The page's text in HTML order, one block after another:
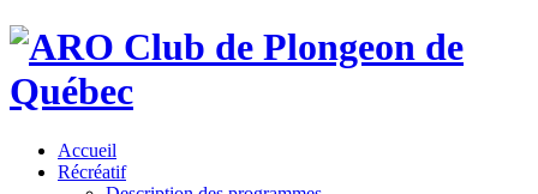
Accueil
Récréatif